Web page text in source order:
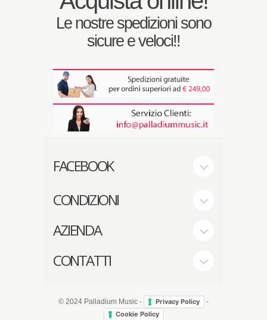
Le nostre spedizioni sono
sicure e veloci!!
FACEBOOK
CONDIZIONI
AZIENDA
CONTATTI
© 2024 Palladium Music - Privacy Policy
-
Cookie Policy